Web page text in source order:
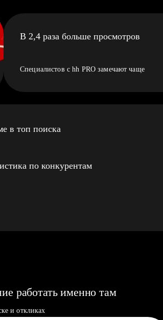
В 2,4 раза больше просмотров
Специалистов с hh PRO замечают чаще
в топ поиска
по конкурентам
работать именно там
и откликах